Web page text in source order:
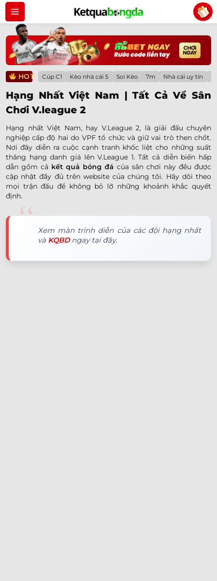
Bỏ
qua
dung
HOT Cúp C1 Kèo nhà cái 5 Soi Kèo 7m Nhà cái uy tín
Hạng Nhất Việt Nam | Tất Cả Về Sân
Chơi V.league 2
Hạng nhất Việt Nam, hay V.League 2, là giải đấu chuyên
nghiệp cấp độ hai do VPF tổ chức và giữ vai trò then chốt.
Nơi đây diễn ra cuộc cạnh tranh khốc liệt cho những suất
thăng hạng danh giá lên V.League 1. Tất cả diễn biến hấp
dẫn gồm cả kết quả bóng đá của sân chơi này đều được
cập nhật đầy đủ trên website của chúng tôi. Hãy dõi theo
mọi trận đấu để không bỏ lỡ những khoảnh khắc quyết
định.
Xem màn trình diễn của các đội hạng nhất
và KQBDngay tại đây.